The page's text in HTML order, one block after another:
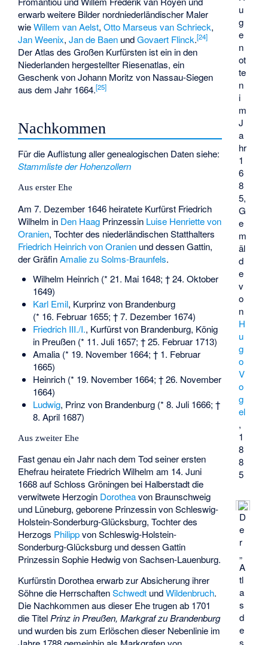
u
g
e
n
ot
te
n
i
m
J
a
hr
1
6
8
5,
G
e
m
äl
d
e
v
o
n
H
u
g
o
V
o
g
el
,
1
8
8
5
D
e
r
„
A
tl
a
s
d
e
s
erwarb weitere Bilder nordniederländischer Maler
wieWillem van Aelst,Otto Marseus van Schrieck,
Jan Weenix,Jan de Baen undGovaert Flinck.[24]
DerAtlas des Großen Kurfürsten ist ein in den
Niederlanden hergestellter Riesenatlas, ein
Geschenk von Johann Moritz von Nassau-Siegen
aus dem Jahr 1664.[25]
Nachkommen
Für die Auflistung aller genealogischen Daten siehe:
Stammliste der Hohenzollern
Aus erster Ehe
Am 7. Dezember 1646 heiratete Kurfürst Friedrich
Wilhelm in Den Haag Prinzessin Luise Henriette von
Oranien, Tochter des niederländischen Statthalters
Friedrich Heinrich von Oranien und dessen Gattin,
der GräfinAmalie zu Solms-Braunfels.
Wilhelm Heinrich (* 21. Mai 1648; † 24. Oktober
1649)
Karl Emil, Kurprinz von Brandenburg
(* 16. Februar 1655; † 7. Dezember 1674)
Friedrich III./I., Kurfürst von Brandenburg, König
in Preußen (* 11. Juli 1657; † 25. Februar 1713)
Amalia (* 19. November 1664; † 1. Februar
1665)
Heinrich (* 19. November 1664; † 26. November
1664)
Ludwig, Prinz von Brandenburg (* 8. Juli 1666; †
8. April 1687)
Aus zweiter Ehe
Fast genau ein Jahr nach dem Tod seiner ersten
Ehefrau heiratete Friedrich Wilhelm am 14. Juni
1668 auf Schloss Gröningen bei Halberstadt die
verwitwete Herzogin Dorotheavon Braunschweig
und Lüneburg, geborene Prinzessin von Schleswig-
Holstein-Sonderburg-Glücksburg, Tochter des
Herzogs Philippvon Schleswig-Holstein-
Sonderburg-Glücksburg und dessen Gattin
Prinzessin Sophie Hedwig von Sachsen-Lauenburg.
Kurfürstin Dorothea erwarb zur Absicherung ihrer
Söhne die HerrschaftenSchwedt undWildenbruch.
Die Nachkommen aus dieser Ehe trugen ab 1701
die Titel Prinz in Preußen, Markgraf zu Brandenburg
und wurden bis zum Erlöschen dieser Nebenlinie im